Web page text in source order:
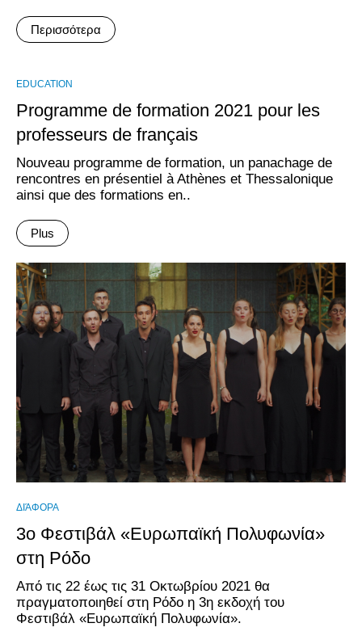
Περισσότερα
EDUCATION
Programme de formation 2021 pour les
professeurs de français
Nouveau programme de formation, un panachage de
rencontres en présentiel à Athènes et Thessalonique
ainsi que des formations en..
Plus
ΔΙΆΦΟΡΑ
3o Φεστιβάλ «Ευρωπαϊκή Πολυφωνία»
στη Ρόδο
Από τις 22 έως τις 31 Οκτωβρίου 2021 θα
πραγματοποιηθεί στη Ρόδο η 3η εκδοχή του
Φεστιβάλ «Ευρωπαϊκή Πολυφωνία».